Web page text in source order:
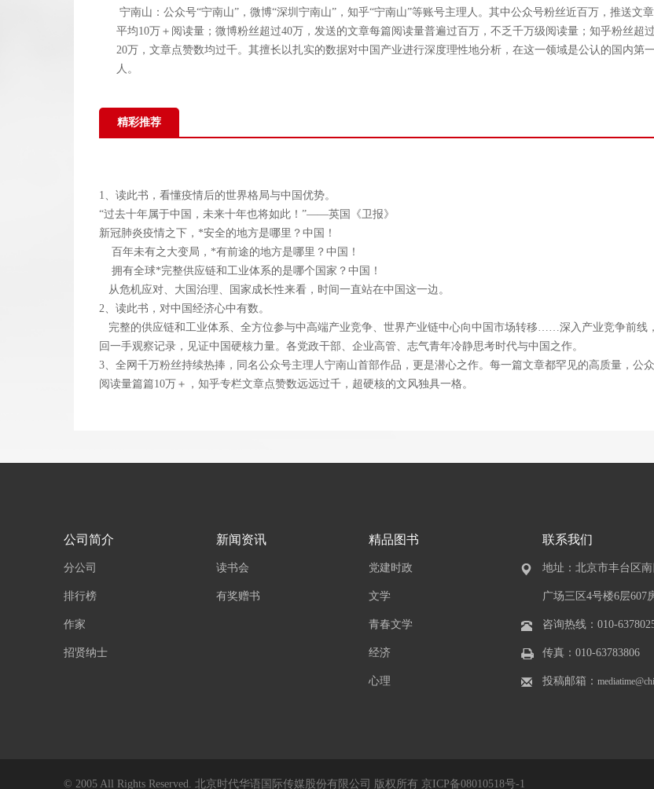
宁南山：公众号“宁南山”，微博“深圳宁南山”，知乎“宁南山”等账号主理人。其中公众号粉丝近百万，推送文章
平均10万＋阅读量；微博粉丝超过40万，发送的文章每篇阅读量普遍过百万，不乏千万级阅读量；知乎粉丝超过
20万，文章点赞数均过千。其擅长以扎实的数据对中国产业进行深度理性地分析，在这一领域是公认的国内第
人。
精彩推荐
1、读此书，看懂疫情后的世界格局与中国优势。
“过去十年属于中国，未来十年也将如此！”——英国《卫报》
新冠肺炎疫情之下，*安全的地方是哪里？中国！
百年未有之大变局，*有前途的地方是哪里？中国！
拥有全球*完整供应链和工业体系的是哪个国家？中国！
从危机应对、大国治理、国家成长性来看，时间一直站在中国这一边。
2、读此书，对中国经济心中有数。
完整的供应链和工业体系、全方位参与中高端产业竞争、世界产业链中心向中国市场转移……深入产业竞争前线
回一手观察记录，见证中国硬核力量。各党政干部、企业高管、志气青年冷静思考时代与中国之作。
3、全网千万粉丝持续热捧，同名公众号主理人宁南山首部作品，更是潜心之作。每一篇文章都罕见的高质量，公
阅读量篇篇10万＋，知乎专栏文章点赞数远远过千，超硬核的文风独具一格。
公司简介
分公司
排行榜
作家
招贤纳士
新闻资讯
读书会
有奖赠书
精品图书
党建时政
文学
青春文学
经济
心理
联系我们
地址：北京市丰台区
广场三区4号楼6层607
咨询热线：010-
传真：010-63783806
投稿邮箱：
© 2005 All Rights Reserved. 北京时代华语国际传媒股份有限公司 版权所有 京ICP备08010518号-1